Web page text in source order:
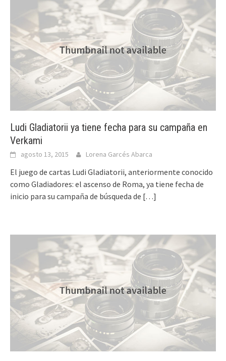
Ludi Gladiatorii ya tiene fecha para su campaña en
Verkami
agosto 13, 2015 Lorena Garcés Abarca
El juego de cartas Ludi Gladiatorii, anteriormente conocido
como Gladiadores: el ascenso de Roma, ya tiene fecha de
inicio para su campaña de búsqueda de […]